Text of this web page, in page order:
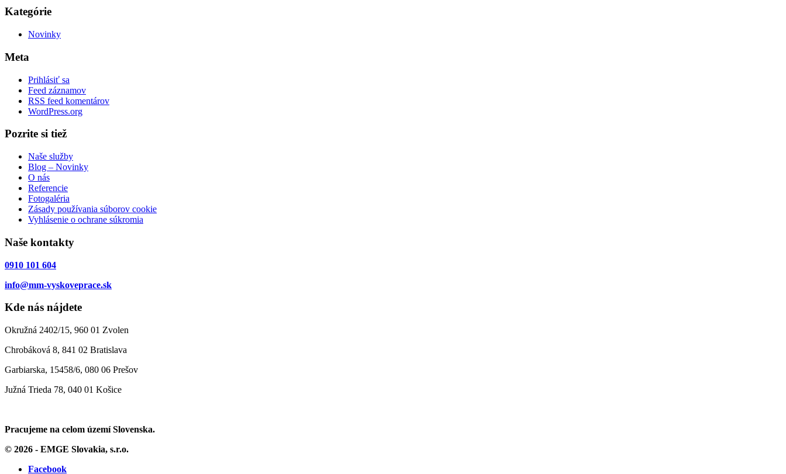
Kategórie
Novinky
Meta
Prihlásiť sa
Feed záznamov
RSS feed komentárov
WordPress.org
Pozrite si tiež
Naše služby
Blog – Novinky
O nás
Referencie
Fotogaléria
Zásady používania súborov cookie
Vyhlásenie o ochrane súkromia
Naše kontakty
0910 101 604
info@mm-vyskoveprace.sk
Kde nás nájdete
Okružná 2402/15, 960 01 Zvolen
Chrobáková 8, 841 02 Bratislava
Garbiarska, 15458/6, 080 06 Prešov
Južná Trieda 78, 040 01 Košice
Pracujeme na celom území Slovenska.
© 2026 - EMGE Slovakia, s.r.o.
Facebook